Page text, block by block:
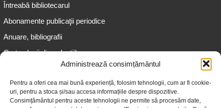
Administrează consimțământul
Pentru a oferi cea mai bună experiență, folosim tehnologii, cum ar fi cookie-
uri, pentru a stoca și/sau accesa informațiile despre dispozitive.
Consimțământul pentru aceste tehnologii ne permite să procesăm date,
Întreabă bibliotecarul
Abonamente publicaţii periodice
Anuare, bibliografii
Cartea lunii din colecțiile
Informații pentru adolescenți